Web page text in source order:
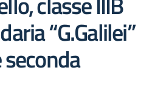
“G.Galilei”